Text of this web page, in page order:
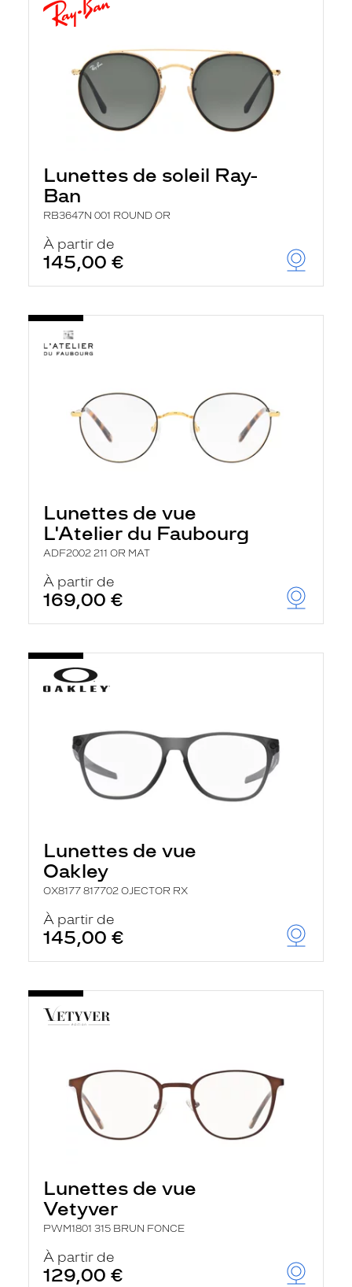
Lunettes de soleil Ray-
Ban
RB3647N 001 ROUND OR
À partir de
145,00 €
Lunettes de vue
L'Atelier du Faubourg
ADF2002 211 OR MAT
À partir de
169,00 €
Lunettes de vue
Oakley
OX8177 817702 OJECTOR RX
À partir de
145,00 €
Lunettes de vue
Vetyver
PWM1801 315 BRUN FONCE
À partir de
129,00 €